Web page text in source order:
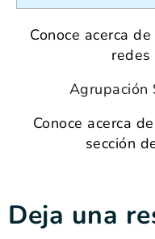
Conoce acerca
Agrupación
Conoce acerca
sección
Deja una